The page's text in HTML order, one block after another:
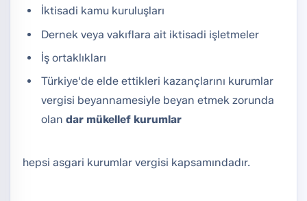
İktisadi kamu kuruluşları
Dernek veya vakıflara ait iktisadi işletmeler
İş ortaklıkları
Türkiye'de elde ettikleri kazançlarını kurumlar
vergisi beyannamesiyle beyan etmek zorunda
olandar mükellef kurumlar
hepsi asgari kurumlar vergisi kapsamındadır.